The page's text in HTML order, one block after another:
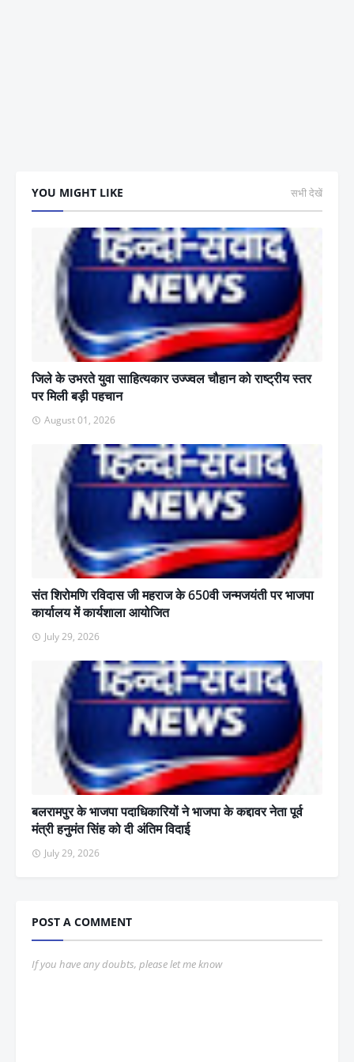
YOU MIGHT LIKE सभी देखें
जिले के उभरते युवा साहित्यकार उज्ज्वल चौहान को राष्ट्रीय स्तर
पर मिली बड़ी पहचान
August 01, 2026
संत शिरोमणि रविदास जी महराज के 650वी जन्मजयंती पर भाजपा
कार्यालय में कार्यशाला आयोजित
July 29, 2026
बलरामपुर के भाजपा पदाधिकारियों ने भाजपा के कद्दावर नेता पूर्व
मंत्री हनुमंत सिंह को दी अंतिम विदाई
July 29, 2026
POST A COMMENT
If you have any doubts, please let me know